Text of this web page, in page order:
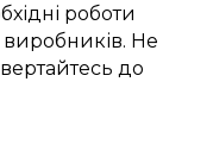
роботи
Не
до